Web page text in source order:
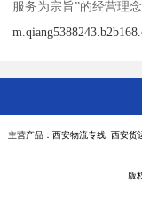
服务为宗旨”的经营理
主营产品：西安物流专线 西安
版